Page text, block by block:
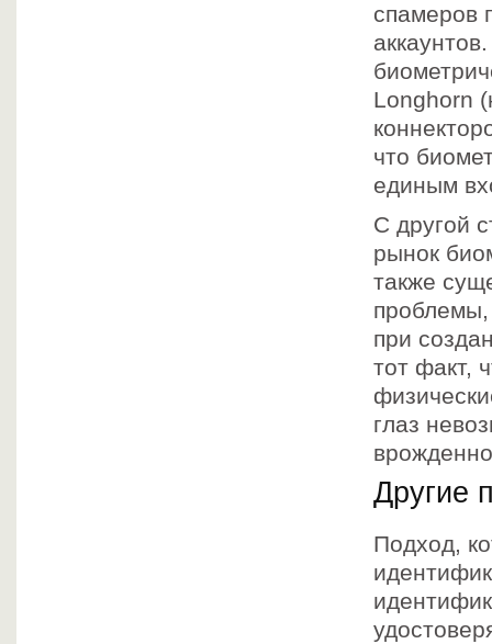
спамеров
Longhorn
что
единым
С другой
рынок
также
проблемы,
при
тот факт,
глаз
Другие
Подход,